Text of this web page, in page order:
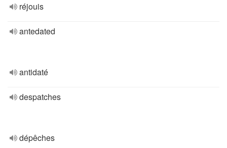
réjouis
antedated
antidaté
despatches
dépêches